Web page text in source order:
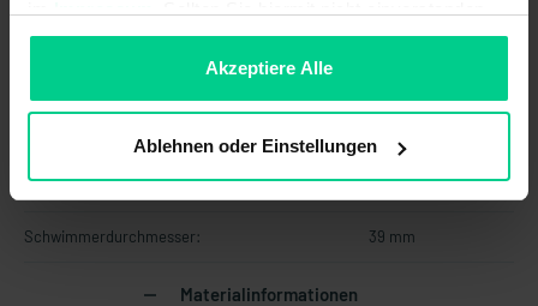
sein, können Sie die Verwendung von Cookies hier
Akzeptiere Alle
Ablehnen oder Einstellungen
Kopf drehbar:
Mechanische Daten
Mediums:
Schwimmerdurchmesser: 39 mm
Materialinformationen